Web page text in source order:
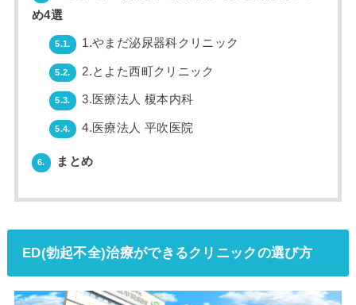
め4選
5.1. 1.やまだ泌尿器科クリニック
5.2. 2.とよた西町クリニック
5.3. 3.医療法人 榎本内科
5.4. 4.医療法人 平吹医院
6. まとめ
ED(勃起不全)治療ができるクリニックの選び方